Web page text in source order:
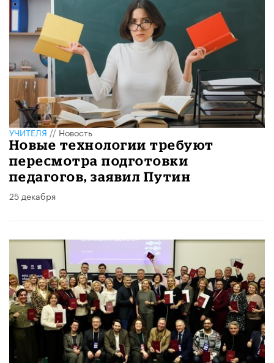
УЧИТЕЛЯ//Новость
Новые технологии требуют
пересмотра подготовки
педагогов, заявил Путин
25 декабря